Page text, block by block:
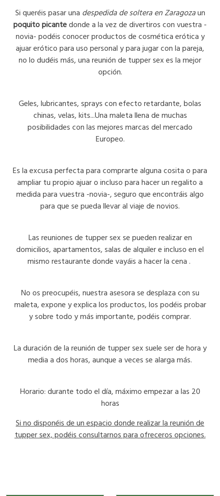
Si queréis pasar una despedida de soltera en Zaragozaun
poquito picantedonde a la vez de divertiros con vuestra -
novia- podéis conocer productos de cosmética erótica y
ajuar erótico para uso personal y para jugar con la pareja,
no lo dudéis más, una reunión de tupper sex es la mejor
opción.
Geles, lubricantes, sprays con efecto retardante, bolas
chinas, velas, kits...Una maleta llena de muchas
posibilidades con las mejores marcas del mercado
Europeo.
Es la excusa perfecta para comprarte alguna cosita o para
ampliar tu propio ajuar o incluso para hacer un regalito a
medida para vuestra -novia-, seguro que encontráis algo
para que se pueda llevar al viaje de novios.
Las reuniones de tupper sex se pueden realizar en
domicilios, apartamentos, salas de alquiler e incluso en el
mismo restaurante donde vayáis a hacer la cena .
No os preocupéis, nuestra asesora se desplaza con su
maleta, expone y explica los productos, los podéis probar
y sobre todo y más importante, podéis comprar.
La duración de la reunión de tupper sex suele ser de hora y
media a dos horas, aunque a veces se alarga más.
Horario: durante todo el día, máximo empezar a las 20
horas
Si no disponéis de un espacio donde realizar la reunión de
tupper sex, podéis consultarnos para ofreceros opciones.